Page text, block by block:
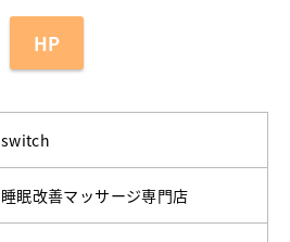
HP
switch
睡眠改善マッサージ専門店